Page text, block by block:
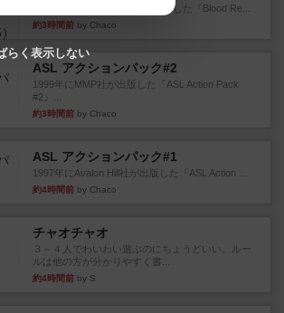
1996年にHeat of Battle社が出版した『Blood Re...
約3時間前 by Chaco
ASL アクションパック#2
1999年にMMP社が出版した『ASL Action Pack
#2』...
約3時間前 by Chaco
ASL アクションパック#1
1997年にAvalon Hill社が出版した『ASL Action ...
約4時間前 by Chaco
チャオチャオ
３～４人でわいわい遊ぶのにちょうどいい。ルー
ルは他の方が分かりやすく書...
約4時間前 by S
らく表示しない